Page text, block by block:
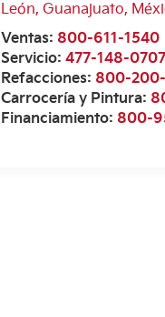
León,Guanajuato,
Ventas: 800-611-1540
Servicio:477-148-0707
Refacciones: 800-
Carrocería y Pintura:
Financiamiento: 800-